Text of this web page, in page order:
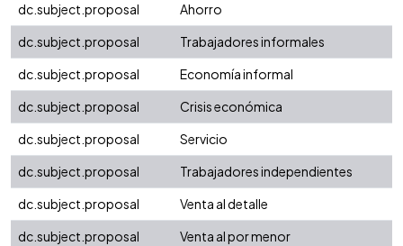
dc.subject.proposal
Ahorro
dc.subject.proposal
Trabajadores informales
dc.subject.proposal
Economía informal
dc.subject.proposal
Crisis económica
dc.subject.proposal
Servicio
dc.subject.proposal
Trabajadores independientes
dc.subject.proposal
Venta al detalle
dc.subject.proposal
Venta al por menor